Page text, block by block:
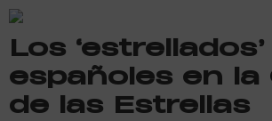
Los ‘estrellados’
españoles en la
de las Estrellas